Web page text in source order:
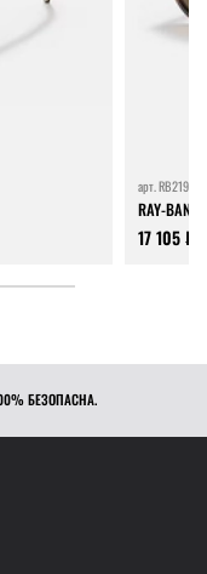
арт.RB2195
RAY-BAN
17 105 ₽
БЕЗОПАСНА.